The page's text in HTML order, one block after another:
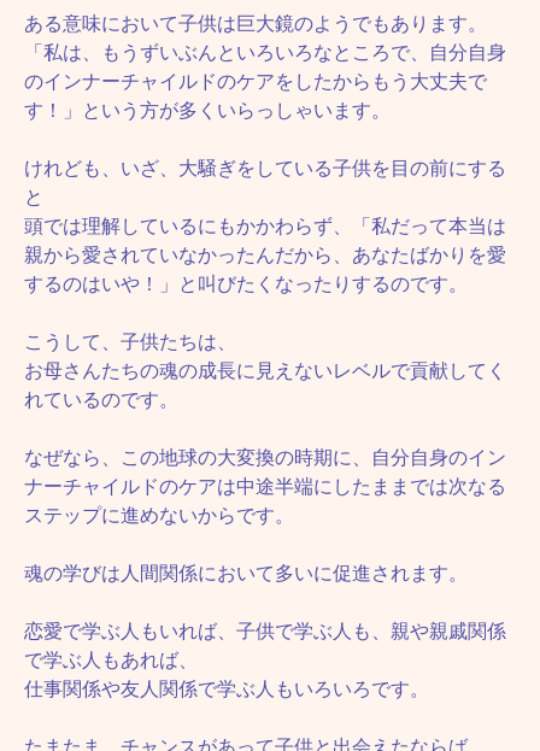
ある意味において子供は巨大鏡のようでもあります。
「私は、もうずいぶんといろいろなところで、自分自身
のインナーチャイルドのケアをしたからもう大丈夫で
す！」という方が多くいらっしゃいます。
けれども、いざ、大騒ぎをしている子供を目の前にする
と
頭では理解しているにもかかわらず、「私だって本当は
親から愛されていなかったんだから、あなたばかりを愛
するのはいや！」と叫びたくなったりするのです。
こうして、子供たちは、
お母さんたちの魂の成長に見えないレベルで貢献してく
れているのです。
なぜなら、この地球の大変換の時期に、自分自身のイン
ナーチャイルドのケアは中途半端にしたままでは次なる
ステップに進めないからです。
魂の学びは人間関係において多いに促進されます。
恋愛で学ぶ人もいれば、子供で学ぶ人も、親や親戚関係
で学ぶ人もあれば、
仕事関係や友人関係で学ぶ人もいろいろです。
たまたま、チャンスがあって子供と出会えたならば